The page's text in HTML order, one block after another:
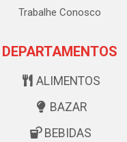
Trabalhe Conosco
DEPARTAMENTOS
ALIMENTOS
BAZAR
BEBIDAS